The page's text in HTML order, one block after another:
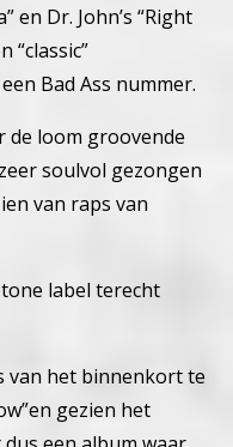
en Dr. John’s “Right
“classic”
Bad Ass nummer.
de loom groovende
soulvol gezongen
van raps van
label terecht
van het binnenkort te
gezien het